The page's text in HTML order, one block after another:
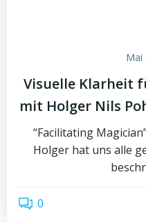
Mai
Visuelle Klarheit
mit Holger Nils
“Facilitating
Holger hat uns alle
0